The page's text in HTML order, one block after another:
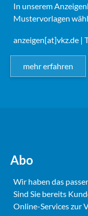
In unserem
Mustervorlagen
anzeigen[at]vkz.de |
mehr erfahren
Abo
Wir haben das
Sind Sie bereits
Online-Services zur